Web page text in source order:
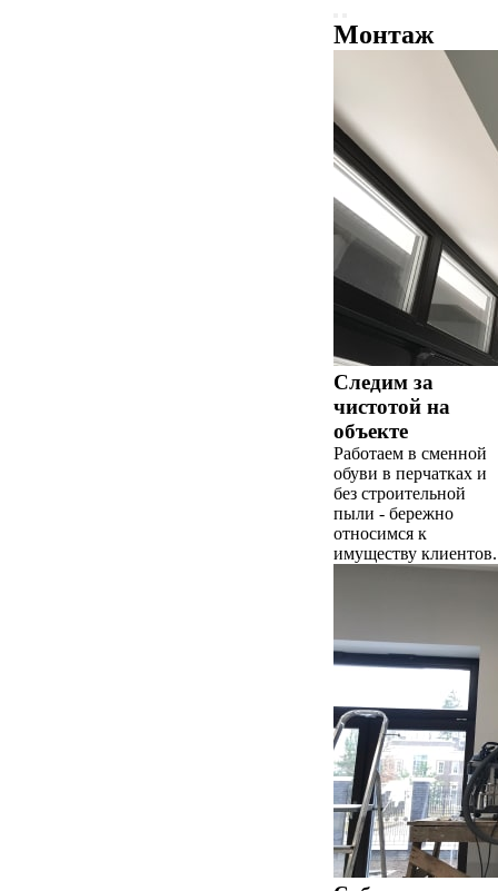
Монтаж
Следим за
чистотой на
объекте
Работаем в сменной
обуви в перчатках и
без строительной
пыли - бережно
относимся к
имуществу клиентов.